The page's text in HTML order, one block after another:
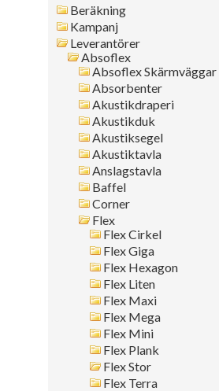
Fritext
Artikelnr
Namn
Leverantör
Format
Tjocklek
Artikelgrupp
Kanttyp
Placering
Montagesätt
Sök i allt
Beräkning
Kampanj
Leverantörer
Absoflex
Absoflex Skärmväggar
Absorbenter
Akustikdraperi
Akustikduk
Akustiksegel
Akustiktavla
Anslagstavla
Baffel
Corner
Flex
Flex Cirkel
Flex Giga
Flex Hexagon
Flex Liten
Flex Maxi
Flex Mega
Flex Mini
Flex Plank
Flex Stor
Flex Terra